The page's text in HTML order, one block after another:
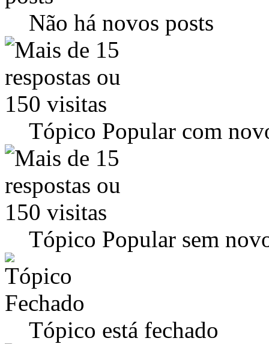
Não há novos posts
Tópico Popular com
Tópico Popular sem
Tópico está fechado